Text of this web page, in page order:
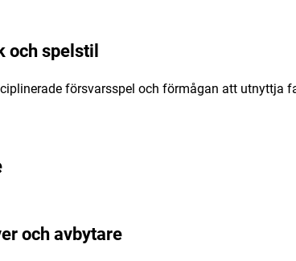
och spelstil
försvarsspel och förmågan att utnyttja
och avbytare